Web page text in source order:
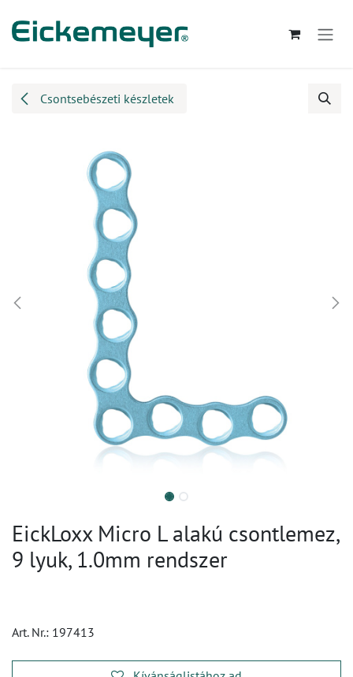
Csontsebészeti készletek
EickLoxx Micro L alakú csontlemez,
9 lyuk, 1.0mm rendszer
Art. Nr.: 197413